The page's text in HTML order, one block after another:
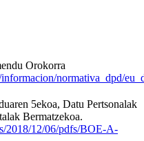
Orokorra
normativa_dpd/
5ekoa, Datu Pertsonalak
Bermatzekoa.
2018/12/06/pdfs/BOE-A-